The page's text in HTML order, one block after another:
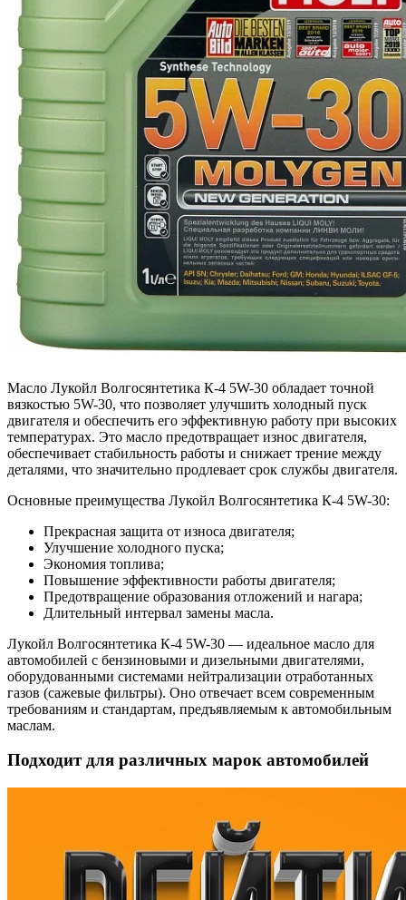
Масло Лукойл Волгосянтетика К-4 5W-30 обладает точной
вязкостью 5W-30, что позволяет улучшить холодный пуск
двигателя и обеспечить его эффективную работу при высоких
температурах. Это масло предотвращает износ двигателя,
обеспечивает стабильность работы и снижает трение между
деталями, что значительно продлевает срок службы двигателя.
Основные преимущества Лукойл Волгосянтетика К-4 5W-30:
Прекрасная защита от износа двигателя;
Улучшение холодного пуска;
Экономия топлива;
Повышение эффективности работы двигателя;
Предотвращение образования отложений и нагара;
Длительный интервал замены масла.
Лукойл Волгосянтетика К-4 5W-30 — идеальное масло для
автомобилей с бензиновыми и дизельными двигателями,
оборудованными системами нейтрализации отработанных
газов (сажевые фильтры). Оно отвечает всем современным
требованиям и стандартам, предъявляемым к автомобильным
маслам.
Подходит для различных марок автомобилей